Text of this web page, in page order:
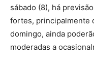
sábado (8), há
fortes, principalmente
domingo, ainda
moderadas a